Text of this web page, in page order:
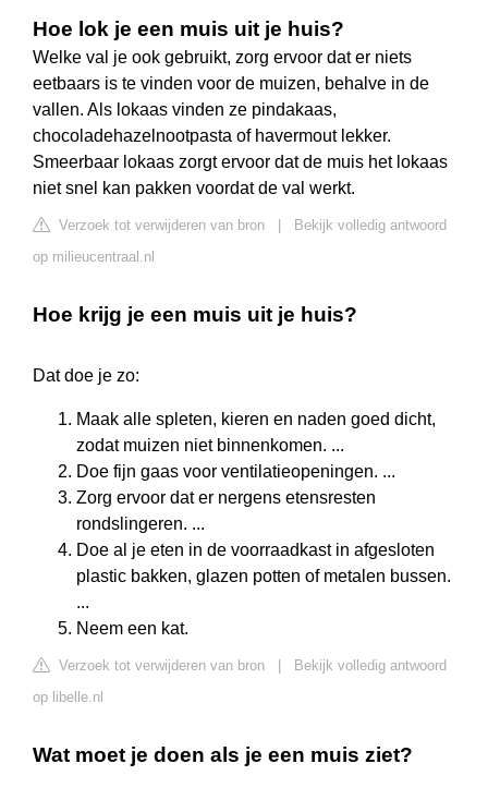
Hoe lok je een muis uit je huis?
Welke val je ook gebruikt, zorg ervoor dat er niets
eetbaars is te vinden voor de muizen, behalve in de
vallen. Als lokaas vinden ze pindakaas,
chocoladehazelnootpasta of havermout lekker.
Smeerbaar lokaas zorgt ervoor dat de muis het lokaas
niet snel kan pakken voordat de val werkt.
Verzoek tot verwijderen van bron
Bekijk volledig antwoord
op milieucentraal.nl
Hoe krijg je een muis uit je huis?
Dat doe je zo:
Maak alle spleten, kieren en naden goed dicht,
zodat muizen niet binnenkomen. ...
Doe fijn gaas voor ventilatieopeningen. ...
Zorg ervoor dat er nergens etensresten
rondslingeren. ...
Doe al je eten in de voorraadkast in afgesloten
plastic bakken, glazen potten of metalen bussen.
...
Neem een kat.
Verzoek tot verwijderen van bron
Bekijk volledig antwoord
op libelle.nl
Wat moet je doen als je een muis ziet?